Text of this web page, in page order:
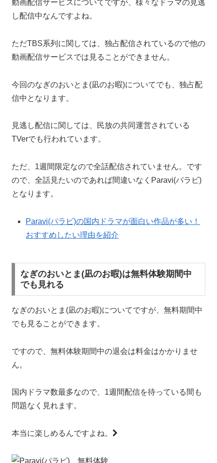
動画配信サービスについてですが、様々なドラマの見逃
し配信中なんですよね。
ただTBS系列に関しては、 独占配信されているので他の
動画配信サービスでは見ることができません。
今回のなぎのおいとま(凪のお暇)についてでも、独占配
信中となります。
見逃し配信に関しては、民放の共同運営されている
TVerでも行われています。
ただ、1週間限定なので全話配信されていません。 です
ので、全話見たいのであれば間違いなくParavi(パラビ)
となります。
Paravi(パラビ)の国内ドラマが面白い作品が多い！
おすすめしたい理由を紹介
なぎのおいとま(凪のお暇)は無料体験期間中
でも見れる
なぎのおいとま(凪のお暇)についてですが、無料期間中
でも見ることができます。
ですので、無料体験期間中の退会は料金はかかりませ
ん。
国内ドラマ数最多なので、1週間配信を待っている間も
問題なく見れます。
本当に楽しめるんですよね。